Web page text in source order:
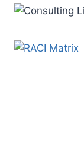
Zum
springen